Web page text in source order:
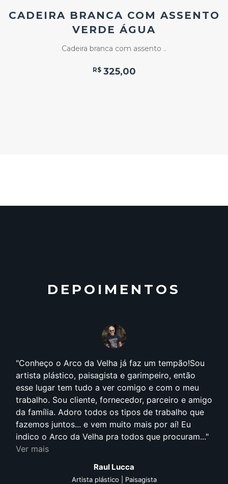
CADEIRA BRANCA COM ASSENTO
VERDE ÁGUA
Cadeira branca com assento ..
R$ 325,00
DEPOIMENTOS
Conheço o Arco da Velha já faz um tempão!Sou
artista plástico, paisagista e garimpeiro, então
esse lugar tem tudo a ver comigo e com o meu
trabalho. Sou cliente, fornecedor, parceiro e amigo
da família. Adoro todos os tipos de trabalho que
fazemos juntos... e vem muito mais por aí! Eu
indico o Arco da Velha pra todos que procuram...
Ver mais
Raul Lucca
Artista plástico | Paisagista